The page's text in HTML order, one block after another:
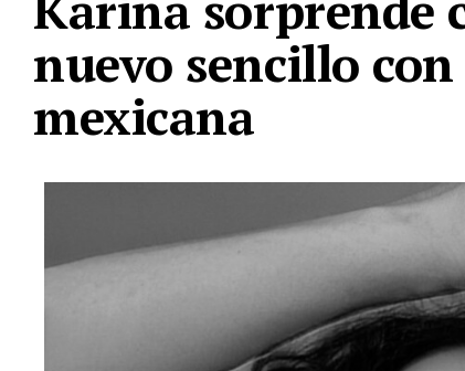
nuevo sencillo
mexicana